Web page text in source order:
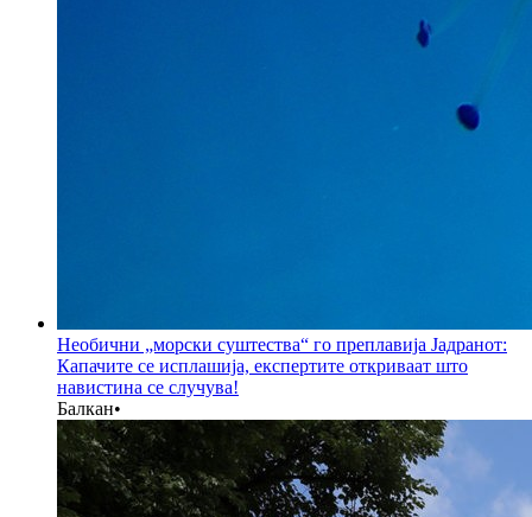
Необични „морски суштества“ го преплавија Јадранот:
Капачите се исплашија, експертите откриваат што
навистина се случува!
Балкан•